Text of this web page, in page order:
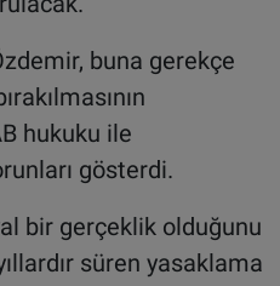
buna gerekçe
hukuku ile
gösterdi.
bir gerçeklik olduğunu
süren yasaklama